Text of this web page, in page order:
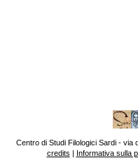
Centro di Studi Filologici Sardi - via
credits | Informativa sulla